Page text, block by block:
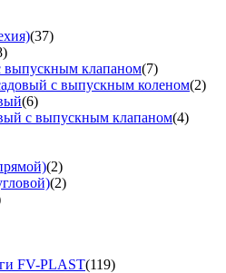
(37)
выпускным клапаном(7)
с выпускным коленом(2)
(6)
с выпускным клапаном(4)
(2)
(2)
FV-PLAST(119)